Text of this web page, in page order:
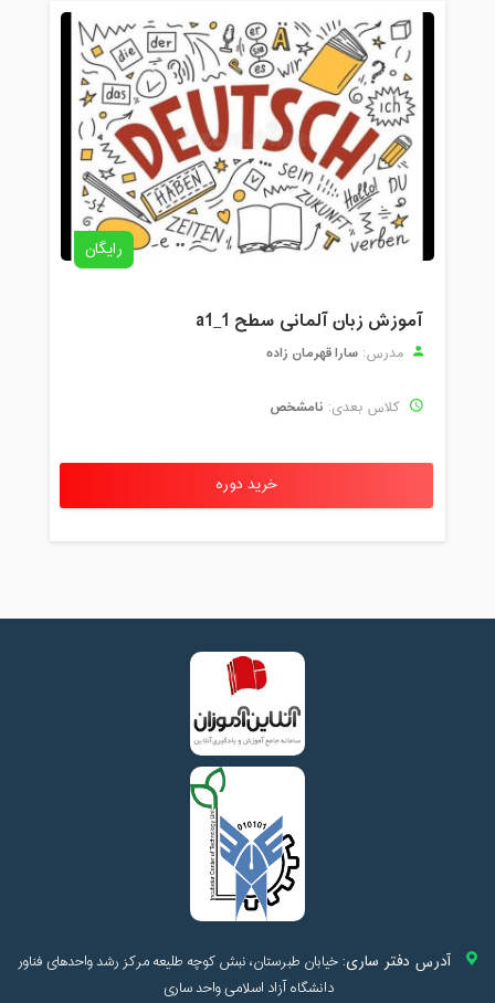
رایگان
آموزش زبان آلمانی سطح a1_1
مدرس: سارا قهرمان زاده
کلاس بعدی: نامشخص
خرید دوره
آدرس دفتر ساری:خیابان طبرستان، نبش کوچه طلیعه مرکز رشد واحدهای فناور
دانشگاه آزاد اسلامی واحد ساری